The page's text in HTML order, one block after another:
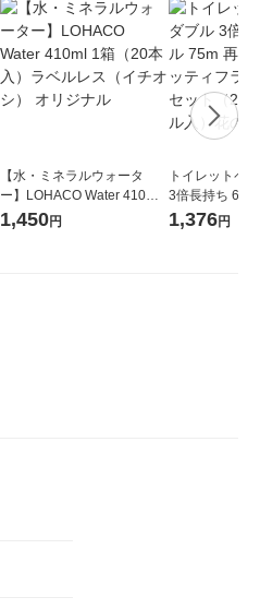
【水・ミネラルウォータ
ー】LOHACO Water 410ml
1箱（20本入）ラベルレス
1,450円
トイレットペ
3倍長持ち 6ロール
紙配合 スコッ
1,376円